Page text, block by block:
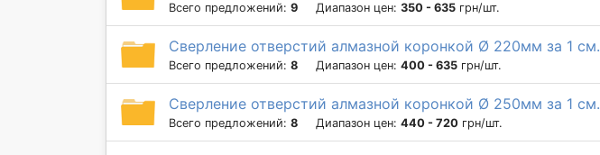
Всего предложений: 9 Диапазон цен: 350 - 635 грн/шт.
Сверление отверстий алмазной коронкой Ø 220мм за 1 см.
Всего предложений: 8 Диапазон цен: 400 - 635 грн/шт.
Сверление отверстий алмазной коронкой Ø 250мм за 1 см.
Всего предложений: 8 Диапазон цен: 440 - 720 грн/шт.